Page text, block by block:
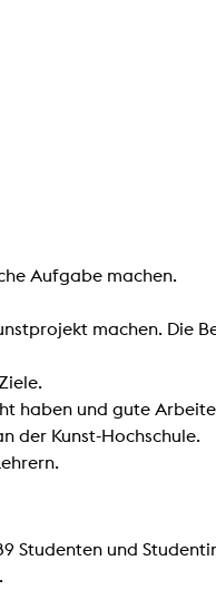
Aufgabe machen.
machen. Die
haben und gute
der Kunst-Hochschule.
Studenten und